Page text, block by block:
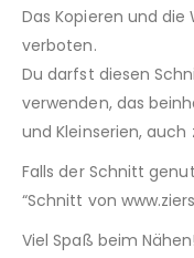
Das Kopieren und
verboten.
Du darfst diesen
verwenden, das
und Kleinserien,
Falls der Schnitt
“Schnitt von
Viel Spaß beim Nähen!